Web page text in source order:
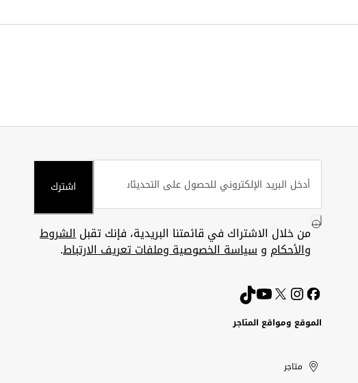
اشترك
من خلال الاشتراك في قائمتنا البريدية، فإنك تقبلالشروط
والأحكام وسياسة الخصوصية وملفات تعريف الارتباط.
الموقع ومواقع المتاجر
United
Arab
Kuwait
الإمارات
العربية
الكويت
متاجر